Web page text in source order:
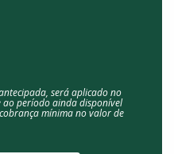
será aplicado no
período ainda disponível
mínima no valor de